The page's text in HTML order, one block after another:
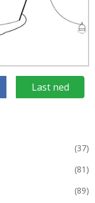
Last ned
(37)
(81)
(89)